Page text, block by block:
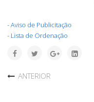
- Aviso de Publicitação
- Lista de Ordenação
ANTERIOR